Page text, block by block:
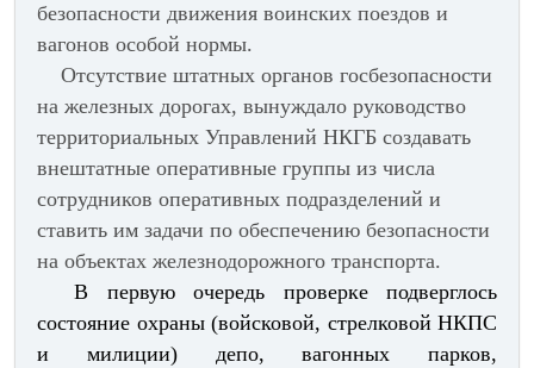
безопасности движения воинских поездов и
вагонов особой нормы.
Отсутствие штатных органов госбезопасности
на железных дорогах, вынуждало руководство
территориальных Управлений НКГБ создавать
внештатные оперативные группы из числа
сотрудников оперативных подразделений и
ставить им задачи по обеспечению безопасности
на объектах железнодорожного транспорта.
В первую очередь проверке подверглось
состояние охраны (войсковой, стрелковой НКПС
и милиции) депо, вагонных парков,